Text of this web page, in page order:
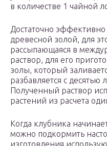
в количестве 1 чайной
Достаточно
древесной золой, для
рассыпающаяся в
раствор, для его
золы, который
разбавляется с десятью
Полученный раствор
растений из расчета
Когда клубника
можно подкормить
изготовления